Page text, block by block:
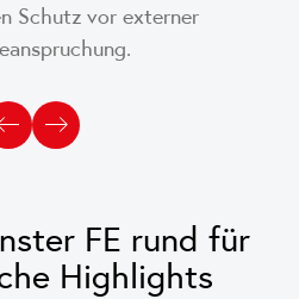
Schutz vor externer
FE rund für
Highlights